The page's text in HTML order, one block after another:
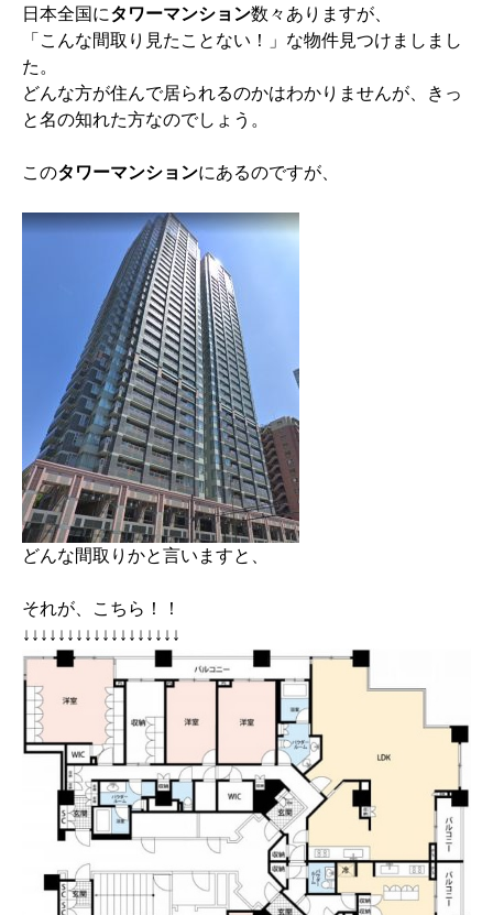
日本全国にタワーマンション数々ありますが、
「こんな間取り見たことない！」な物件見つけましまし
た。
どんな方が住んで居られるのかはわかりませんが、きっ
と名の知れた方なのでしょう。
このタワーマンションにあるのですが、
どんな間取りかと言いますと、
それが、こちら！！
↓↓↓↓↓↓↓↓↓↓↓↓↓↓↓↓↓↓